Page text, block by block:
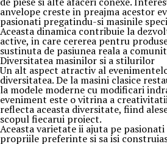
anvelope creste in preajma acestor
pasionati pregatindu-si masinile
Aceasta dinamica contribuie la
active, in care cererea pentru
sustinuta de pasiunea reala a
Diversitatea masinilor si a stilurilor
Un alt aspect atractiv al
diversitatea. De la masini clasice
la modele moderne cu modificari
eveniment este o vitrina a
reflecta aceasta diversitate, fiind
scopul fiecarui proiect.
Aceasta varietate ii ajuta pe pasionati
propriile preferinte si sa isi